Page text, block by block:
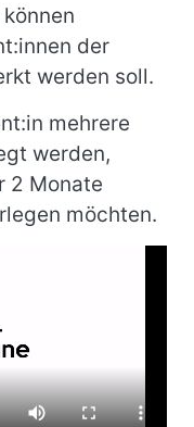
können
der
werden soll.
mehrere
werden,
2 Monate
möchten.